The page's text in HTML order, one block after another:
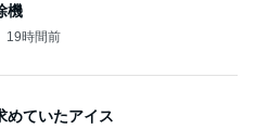
機
19時間前
めていたアイス